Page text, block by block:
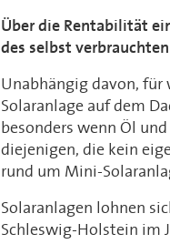
Über die Rentabilität
des selbst
Unabhängig davon,
Solaranlage auf dem
besonders wenn Öl
diejenigen, die kein
rund um Mini-
Solaranlagen lohnen
Schleswig-Holstein im